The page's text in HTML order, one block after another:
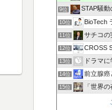
9位 STAP騒
10位 BioTech
11位 サチコの
12位 CROSS
13位 ドラマ
14位 前立腺癌
15位 「世界